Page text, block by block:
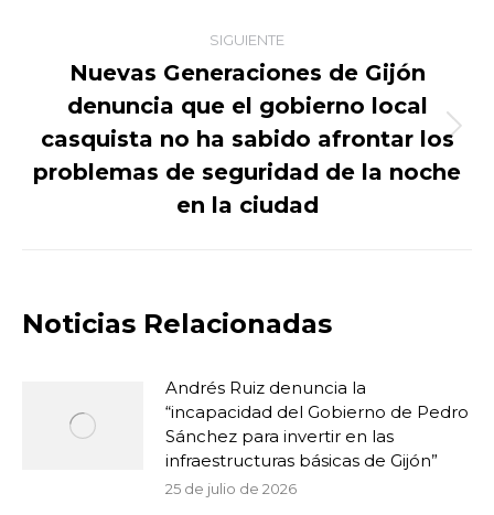
SIGUIENTE
Publicación
siguiente:
Nuevas Generaciones de Gijón
denuncia que el gobierno local
casquista no ha sabido afrontar los
problemas de seguridad de la noche
en la ciudad
Noticias Relacionadas
Andrés Ruiz denuncia la
“incapacidad del Gobierno de Pedro
Sánchez para invertir en las
infraestructuras básicas de Gijón”
25 de julio de 2026